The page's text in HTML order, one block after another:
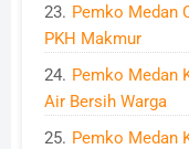
Pemko Medan
PKH Makmur
Pemko Medan
Air Bersih Warga
Pemko Medan